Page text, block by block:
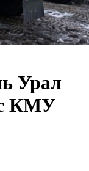
Урал
с КМУ